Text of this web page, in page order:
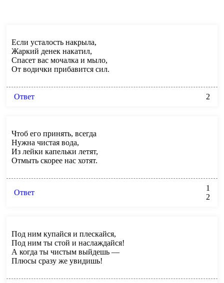
Если усталость накрыла,
Жаркий денек накатил,
Спасет вас мочалка и мыло,
От водички прибавится сил.
Ответ 2
Чтоб его принять, всегда
Нужна чистая вода,
Из лейки капельки летят,
Отмыть скорее нас хотят.
Ответ
1
2
Под ним купайся и плескайся,
Под ним ты стой и наслаждайся!
А когда ты чистым выйдешь —
Плюсы сразу же увидишь!